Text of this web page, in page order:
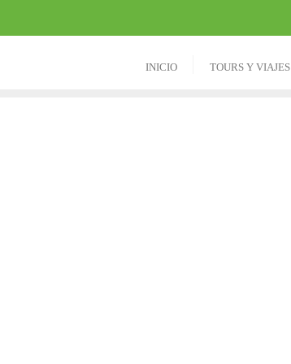
INICIO TOURS Y VIAJES